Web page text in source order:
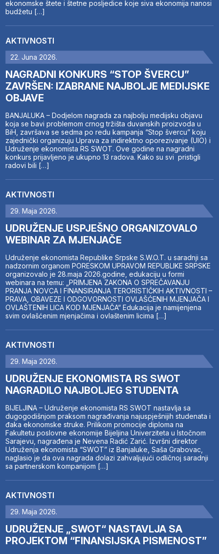
ekonomske štete i štetne posljedice koje siva ekonomija nanosi
budžetu […]
AKTIVNOSTI
22. Juna 2026.
NAGRADNI KONKURS “STOP ŠVERCU”
ZAVRŠEN: IZABRANE NAJBOLJE MEDIJSKE
OBJAVE
BANJALUKA – Dodjelom nagrada za najbolju medijsku objavu
koja se bavi problemom crnog tržišta duvanskih proizvoda u
BiH, završava se sedma po redu kampanja “Stop švercu” koju
zajednički organizuju Uprava za indirektno oporezivanje (UIO) i
Udruženje ekonomista RS SWOT. Ove godine na nagradni
konkurs prijavljeno je ukupno 13 radova. Kako su svi pristigli
radovi bili […]
AKTIVNOSTI
29. Maja 2026.
UDRUŽENJE USPJEŠNO ORGANIZOVALO
WEBINAR ZA MJENJAČE
Udruženje ekonomista Republike Srpske S.W.O.T. u saradnji sa
nadzornim organom PORESKOM UPRAVOM REPUBLIKE SRPSKE
organizovalo je 28.maja 2026.godine, edukaciju u formi
webinara na temu: „PRIMJENA ZAKONA O SPREČAVANJU
PRANJA NOVCA I FINANSIRANJA TERORISTIČKIH AKTIVNOSTI –
PRAVA, OBAVEZE I ODGOVORNOSTI OVLAŠĆENIH MJENJAČA I
OVLAŠTENIH LICA KOD MJENJAČA“ Edukacija je namijenjena
svim ovlašćenim mjenjačima i ovlaštenim licima […]
AKTIVNOSTI
29. Maja 2026.
UDRUŽENJE EKONOMISTA RS SWOT
NAGRADILO NAJBOLJEG STUDENTA
BIJELJINA – Udruženje ekonomista RS SWOT nastavlja sa
dugogodišnjom praksom nagrađivanja najuspješnijih studenata i
đaka ekonomske struke. Prilikom promocije diploma na
Fakultetu poslovne ekonomije Bijeljina Univerziteta u Istočnom
Sarajevu, nagrađena je Nevena Radić Zarić. Izvršni direktor
Udruženja ekonomista “SWOT” iz Banjaluke, Saša Grabovac,
naglasio je da ova nagrada dolazi zahvaljujući odličnoj saradnji
sa partnerskom kompanijom […]
AKTIVNOSTI
29. Maja 2026.
UDRUŽENJE „SWOT“ NASTAVLJA SA
PROJEKTOM “FINANSIJSKA PISMENOST”